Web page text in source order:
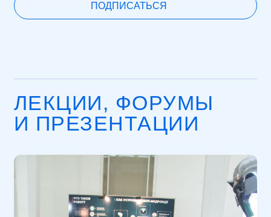
местом проведения крупных
зрелищных событий: научные шоу,
тематические программы
и новогодние елки создают по-
настоящему запоминающийся
СЛЕДИТЕ ЗА НАШЕЙ
АФИШЕЙ!